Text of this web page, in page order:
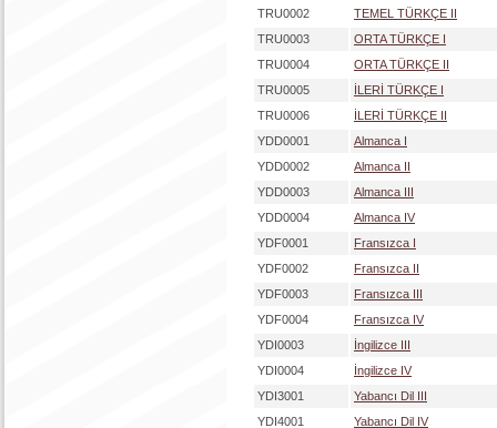
TRU0002
TEMEL TÜRKÇE II
TRU0003
ORTA TÜRKÇE I
TRU0004
ORTA TÜRKÇE II
TRU0005
İLERİ TÜRKÇE I
TRU0006
İLERİ TÜRKÇE II
YDD0001
Almanca I
YDD0002
Almanca II
YDD0003
Almanca III
YDD0004
Almanca IV
YDF0001
Fransızca I
YDF0002
Fransızca II
YDF0003
Fransızca III
YDF0004
Fransızca IV
YDI0003
İngilizce III
YDI0004
İngilizce IV
YDI3001
Yabancı Dil III
YDI4001
Yabancı Dil IV